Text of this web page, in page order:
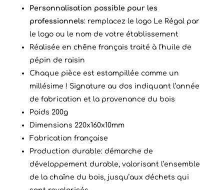
Personnalisation possible pour les
professionnels: remplacez le logo Le Régal par
le logo ou le nom de votre établissement
Réalisée en chêne français traité à l’huile de
pépin de raisin
Chaque pièce est estampillée comme un
millésime ! Signature au dos indiquant l’année
de fabrication et la provenance du bois
Poids 200g
Dimensions 220x160x10mm
Fabrication française
Production durable: démarche de
développement durable, valorisant l’ensemble
de la chaîne du bois, jusqu’aux déchets qui